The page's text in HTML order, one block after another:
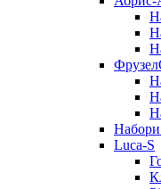
Набори
Luca-S